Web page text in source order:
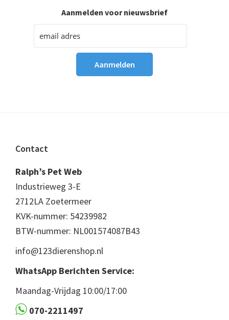
Aanmelden voor nieuwsbrief
Footer
Contact
Ralph’s Pet Web
Industrieweg 3-E
2712LA Zoetermeer
KVK-nummer: 54239982
BTW-nummer: NL001574087B43
info@123dierenshop.nl
WhatsApp Berichten Service:
Maandag-Vrijdag 10:00/17:00
070-2211497